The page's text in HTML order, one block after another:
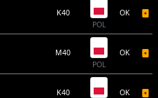
K40
POL
OK
M40
POL
OK
K40
OK